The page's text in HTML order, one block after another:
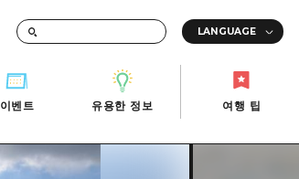
이벤트
유용한 정보
여행 팁